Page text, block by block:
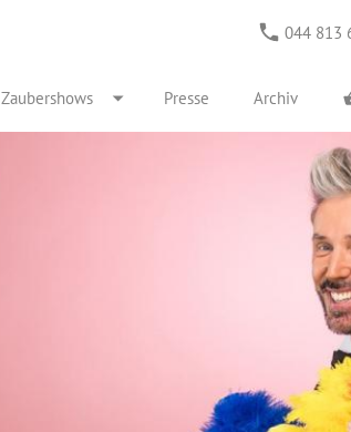
044 813
Zaubershows Presse Archiv